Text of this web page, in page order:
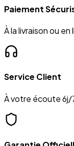
Paiement
À la livraison ou en
Service Client
À votre écoute 6j/